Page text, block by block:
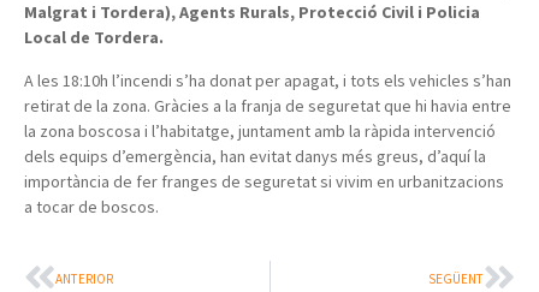
Malgrat i Tordera), Agents Rurals, Protecció Civil i Policia
Local de Tordera.
A les 18:10h l’incendi s’ha donat per apagat, i tots els vehicles s’han
retirat de la zona. Gràcies a la franja de seguretat que hi havia entre
la zona boscosa i l’habitatge, juntament amb la ràpida intervenció
dels equips d’emergència, han evitat danys més greus, d’aquí la
importància de fer franges de seguretat si vivim en urbanitzacions
a tocar de boscos.
ANTERIOR SEGÜENT